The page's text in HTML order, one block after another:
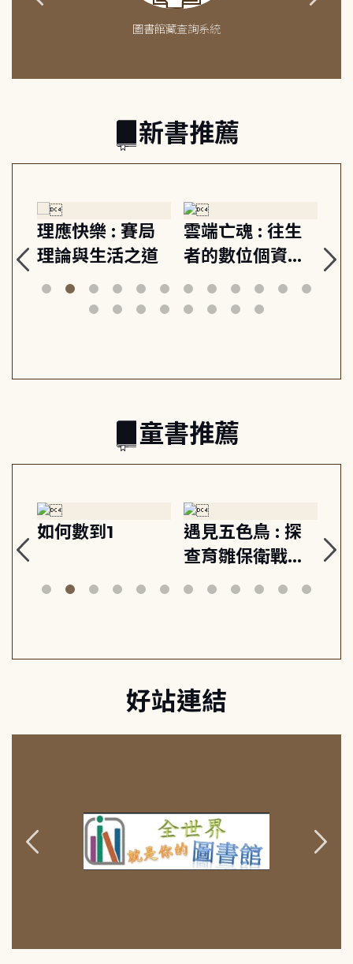
圖書館藏查詢系統
新書推薦
與
聽見瓜地馬拉的
心跳 : 玉米、火
山與信仰, 外交官
筆下的現代馬雅
接通孩子的情緒
來電 : 愛與原則,
建立教養的安定
節奏 22個行動練
童書推薦
如何數到1
遇見五色鳥 : 探
查育雛保衛戰的
林間散步
好站連結